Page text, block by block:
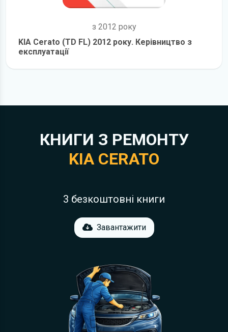
з 2012 року
KIA Cerato (TD FL) 2012 року. Керівництво з
експлуатації
КНИГИ З РЕМОНТУ
KIA CERATO
3 безкоштовні книги
Завантажити